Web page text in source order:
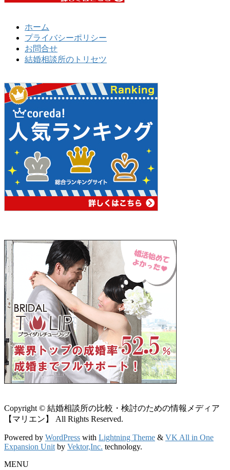
ホーム
プライバシーポリシー
お問合せ
結婚相談所のトリセツ
Copyright © 結婚相談所の比較・検討のための情報メディア
【マリエン】 All Rights Reserved.
Powered by WordPress with Lightning Theme & VK All in One
Expansion Unit by Vektor,Inc. technology.
MENU